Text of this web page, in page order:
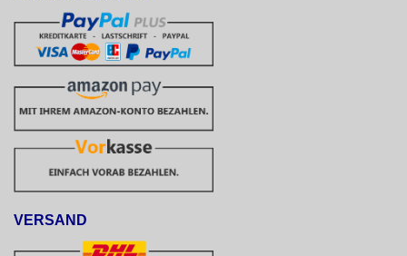
VERSAND